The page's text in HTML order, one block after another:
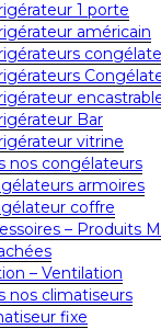
1 porte
américain
Bar
vitrine
nos congélateurs
armoires
coffre
– Produits
– Ventilation
nos climatiseurs
fixe